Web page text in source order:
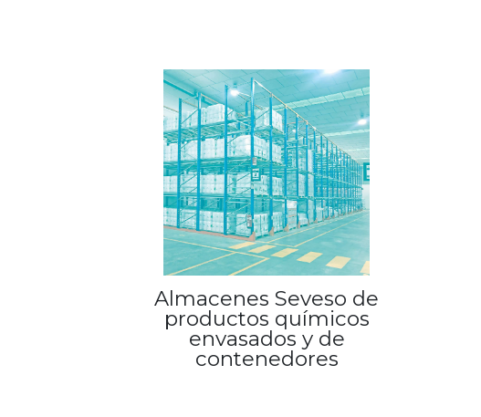
Almacenes Seveso de
productos químicos
envasados y de
contenedores